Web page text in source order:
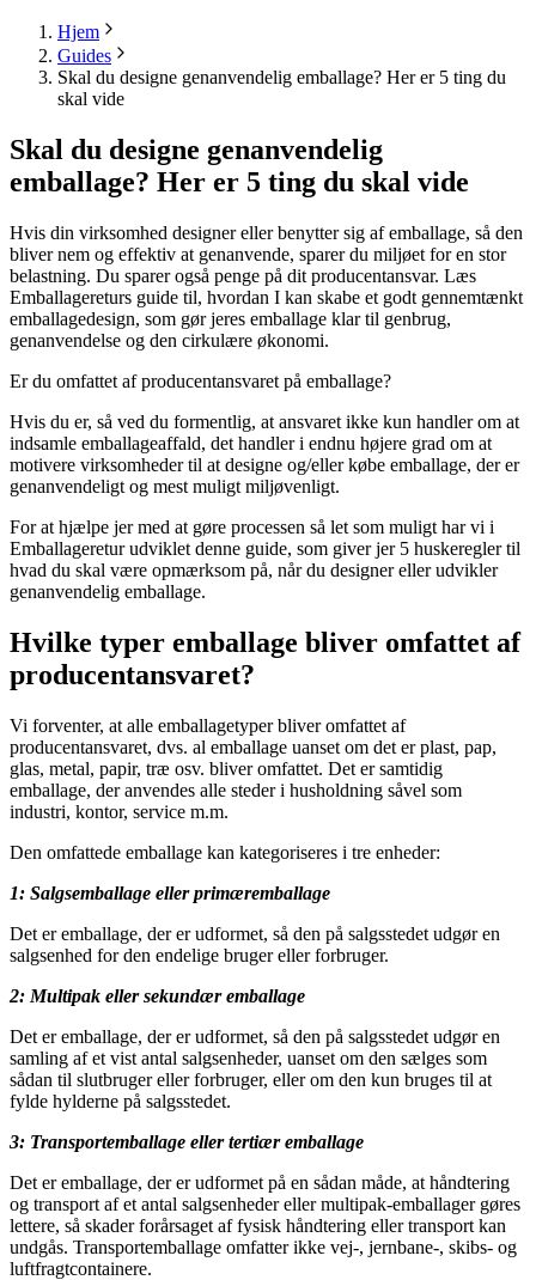
Hjem
Guides
Skal du designe genanvendelig emballage? Her er 5 ting du
skal vide
Skal du designe genanvendelig
emballage? Her er 5 ting du skal vide
Hvis din virksomhed designer eller benytter sig af emballage, så den
bliver nem og effektiv at genanvende, sparer du miljøet for en stor
belastning. Du sparer også penge på dit producentansvar. Læs
Emballagereturs guide til, hvordan I kan skabe et godt gennemtænkt
emballagedesign, som gør jeres emballage klar til genbrug,
genanvendelse og den cirkulære økonomi.
Er du omfattet af producentansvaret på emballage?
Hvis du er, så ved du formentlig, at ansvaret ikke kun handler om at
indsamle emballageaffald, det handler i endnu højere grad om at
motivere virksomheder til at designe og/eller købe emballage, der er
genanvendeligt og mest muligt miljøvenligt.
For at hjælpe jer med at gøre processen så let som muligt har vi i
Emballageretur udviklet denne guide, som giver jer 5 huskeregler til
hvad du skal være opmærksom på, når du designer eller udvikler
genanvendelig emballage.
Hvilke typer emballage bliver omfattet af
producentansvaret?
Vi forventer, at alle emballagetyper bliver omfattet af
producentansvaret, dvs. al emballage uanset om det er plast, pap,
glas, metal, papir, træ osv. bliver omfattet. Det er samtidig
emballage, der anvendes alle steder i husholdning såvel som
industri, kontor, service m.m.
Den omfattede emballage kan kategoriseres i tre enheder:
1: Salgsemballage eller primæremballage
Det er emballage, der er udformet, så den på salgsstedet udgør en
salgsenhed for den endelige bruger eller forbruger.
2: Multipak eller sekundær emballage
Det er emballage, der er udformet, så den på salgsstedet udgør en
samling af et vist antal salgsenheder, uanset om den sælges som
sådan til slutbruger eller forbruger, eller om den kun bruges til at
fylde hylderne på salgsstedet.
3: Transportemballage eller tertiær emballage
Det er emballage, der er udformet på en sådan måde, at håndtering
og transport af et antal salgsenheder eller multipak-emballager gøres
lettere, så skader forårsaget af fysisk håndtering eller transport kan
undgås. Transportemballage omfatter ikke vej-, jernbane-, skibs- og
luftfragtcontainere.